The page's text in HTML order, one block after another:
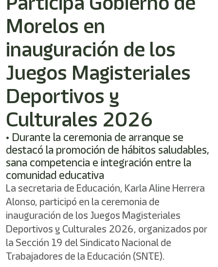
Morelos en
inauguración de los
Juegos Magisteriales
Deportivos y
Culturales 2026
• Durante la ceremonia de arranque se
destacó la promoción de hábitos saludables,
sana competencia e integración entre la
comunidad educativa
La secretaria de Educación, Karla Aline Herrera
Alonso, participó en la ceremonia de
inauguración de los Juegos Magisteriales
Deportivos y Culturales 2026, organizados por
la Sección 19 del Sindicato Nacional de
Trabajadores de la Educación (SNTE).